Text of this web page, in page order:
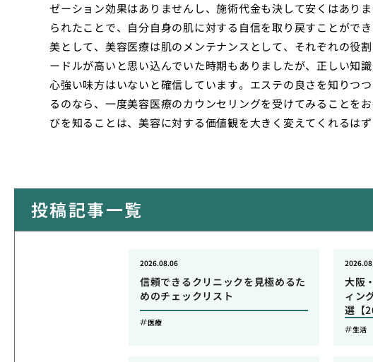
ゼーション効果はありませんし、施術代金も決して安くはあり
られたことで、自分自身の肌に対する自信を取り戻すことがで
美として、美容医療は肌のメンテナンスとして、それぞれの役
ードルが高いと思い込んでいた時期もありましたが、正しい知
心強い味方はいないと確信しています。エステの良さを知りつ
るのなら、一度美容医療のカウンセリングを受けてみることを
びを知ることは、美容に対する価値観を大きく変えてくれるはず
投稿記事一覧
信頼できるクリニックを見極めるた
めのチェックリスト
2026.08.06
医療
大阪
ィン
選【
生活